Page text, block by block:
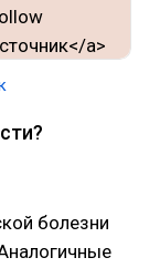
болезни